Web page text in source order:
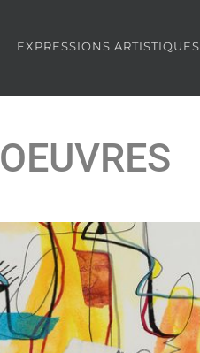
EXPRESSIONS ARTISTIQUES
OEUVRES